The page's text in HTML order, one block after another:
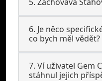
6. Je něco
co bych měl vědět?
7. Ví uživatel Gem
stáhnul jejich